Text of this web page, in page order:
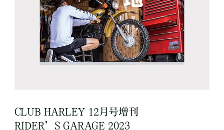
CLUB HARLEY 12月号増刊
RIDER’S GARAGE 2023